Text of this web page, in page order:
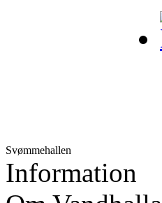
Svømmehallen
Information